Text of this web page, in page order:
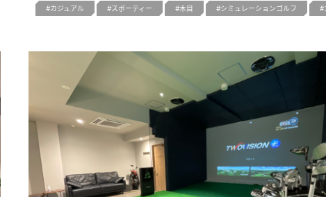
カジュアル スポーティー 木目 シミュレーションゴルフ